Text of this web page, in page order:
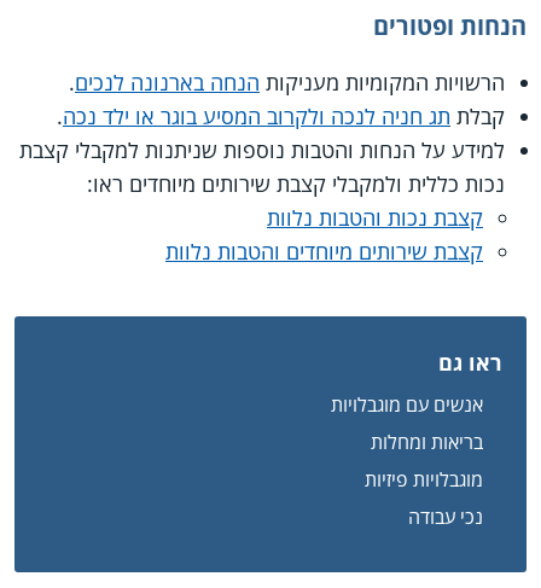
הנחות ופטורים
הרשויות המקומיות מעניקות הנחה בארנונה לנכים.
קבלת תג חניה לנכה ולקרוב המסיע בוגר או ילד נכה.
למידע על הנחות והטבות נוספות שניתנות למקבלי קצבת
נכות כללית ולמקבלי קצבת שירותים מיוחדים ראו:
קצבת נכות והטבות נלוות
קצבת שירותים מיוחדים והטבות נלוות
ראו גם
אנשים עם מוגבלויות
בריאות ומחלות
מוגבלויות פיזיות
נכי עבודה